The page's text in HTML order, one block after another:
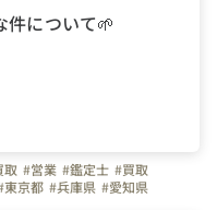
件について🌱
取 #営業 #鑑定士 #買取
東京都 #兵庫県 #愛知県